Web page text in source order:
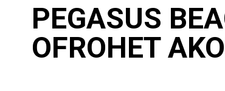
PEGASUS
OFROHET